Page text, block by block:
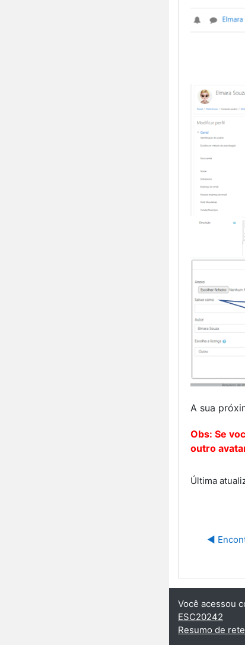
A sua
Obs: Se
outro
Última
◀︎
Você acessou
ESC20242
Resumo de